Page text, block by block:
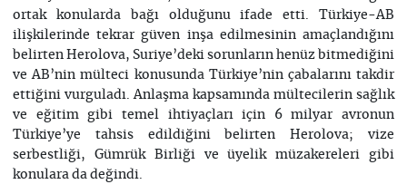
ortak konularda bağı olduğunu ifade etti. Türkiye-AB
ilişkilerinde tekrar güven inşa edilmesinin amaçlandığını
belirten Herolova, Suriye’deki sorunların henüz bitmediğini
ve AB’nin mülteci konusunda Türkiye’nin çabalarını takdir
ettiğini vurguladı. Anlaşma kapsamında mültecilerin sağlık
ve eğitim gibi temel ihtiyaçları için 6 milyar avronun
Türkiye’ye tahsis edildiğini belirten Herolova; vize
serbestliği, Gümrük Birliği ve üyelik müzakereleri gibi
konulara da değindi.